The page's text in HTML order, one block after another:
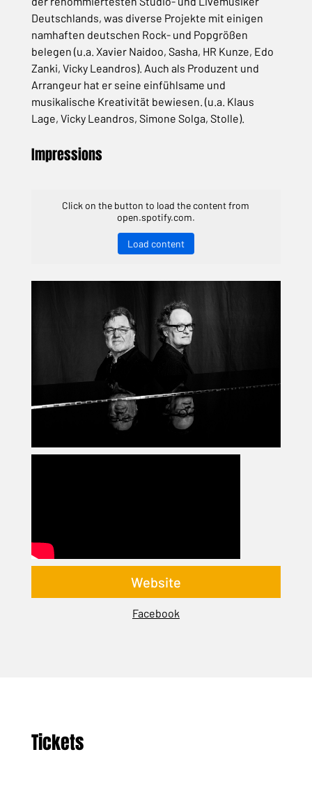
Deutschlands, was diverse Projekte mit einigen
namhaften deutschen Rock- und Popgrößen
belegen (u.a. Xavier Naidoo, Sasha, HR Kunze, Edo
Zanki, Vicky Leandros). Auch als Produzent und
Arrangeur hat er seine einfühlsame und
musikalische Kreativität bewiesen. (u.a. Klaus
Lage, Vicky Leandros, Simone Solga, Stolle).
Impressions
Click on the button to load the content from
open.spotify.com.
Load content
Website
Facebook
Tickets